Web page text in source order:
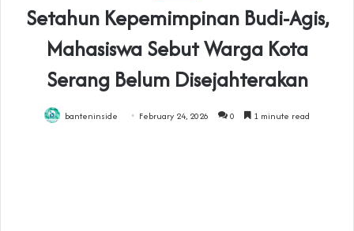
Setahun Kepemimpinan Budi-Agis,
Mahasiswa Sebut Warga Kota
Serang Belum Disejahterakan
banteninside February 24, 2026 0 1 minute read